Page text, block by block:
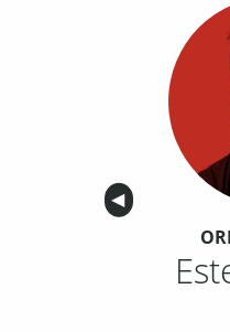
Anterior
◀︎